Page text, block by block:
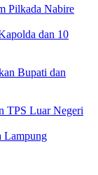
Pilkada Nabire
dan 10
Bupati dan
TPS Luar Negeri
Lampung